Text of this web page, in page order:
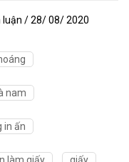
luận / 28/ 08/ 2020
nam
in ấn
làm giấy giấy